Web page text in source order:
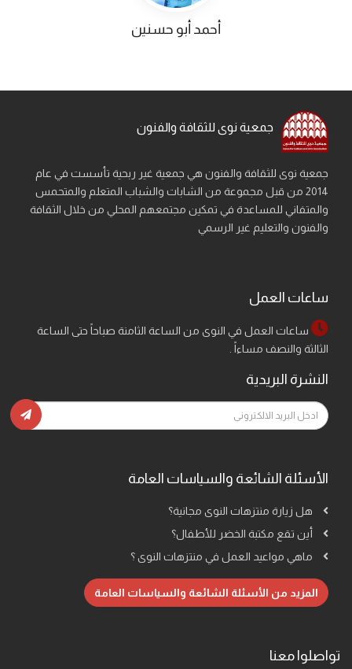
أحمد أبو حسنين
جمعية نوى للثقافة والفنون
جمعية نوى للثقافة والفنون هي جمعية غير ربحية تأسست في عام
2014 من قبل مجموعة من الشابات والشباب المتعلم والمتحمس
والمتفاني للمساعدة في تمكين مجتمعهم المحلي من خلال الثقافة
والفنون والتعليم غير الرسمي
ساعات العمل
ساعات العمل في النوى من الساعة الثامنة صباحاً حتى الساعة
الثالثة والنصف مساءاً .
النشرة البريدية
الأسئلة الشائعة والسياسات العامة
هل زيارة منتزهات النوى مجانية؟
أين تقع مكتبة الخضر للأطفال؟
ماهي مواعيد العمل في منتزهات النوى ؟
المزيد من الأسئلة الشائعة والسياسات العامة
تواصلوا معنا